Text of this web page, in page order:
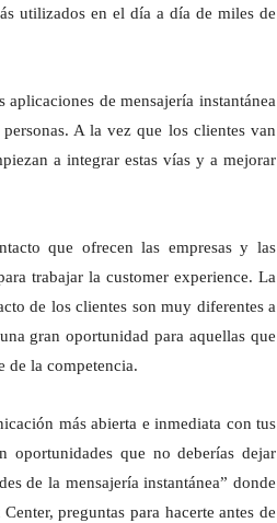
utilizados en el día a día de miles de
de mensajería instantánea
A la vez que los clientes van
a integrar estas vías y a mejorar
que ofrecen las empresas y las
trabajar la customer experience. La
de los clientes son muy diferentes a
gran oportunidad para aquellas que
de la competencia.
más abierta e inmediata con tus
oportunidades que no deberías dejar
de la mensajería instantánea” donde
preguntas para hacerte antes de